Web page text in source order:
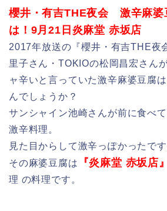
櫻井・有吉THE夜会 激辛麻婆
は！9月21日炎麻堂 赤坂店
2017年放送の『櫻井・有吉THE夜
里子さん・TOKIOの松岡昌宏さん
ャ辛いと言っていた激辛麻婆豆腐
んでしょうか？
サンシャイン池崎さんが前に食べ
激辛料理。
見た目からして激辛っぽかったです
その麻婆豆腐は
『炎麻堂 赤坂店』
理 の料理です。